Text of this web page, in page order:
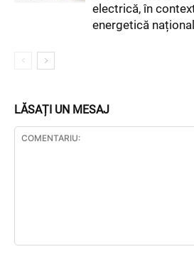
electrică, în
energetică
LĂSAȚI UN MESAJ